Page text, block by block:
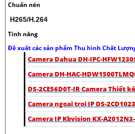
Chuẩn nén
H265/H.264
Tính năng
Đề xuất các sản phẩm Thu hình Chất
Camera Dahua DH-IPC-
Camera DH-HAC-
DS-2CE56D0T-IR Camera Thiết
Camera ngoai troi IP DS-
Camera IP Kbvision KX-